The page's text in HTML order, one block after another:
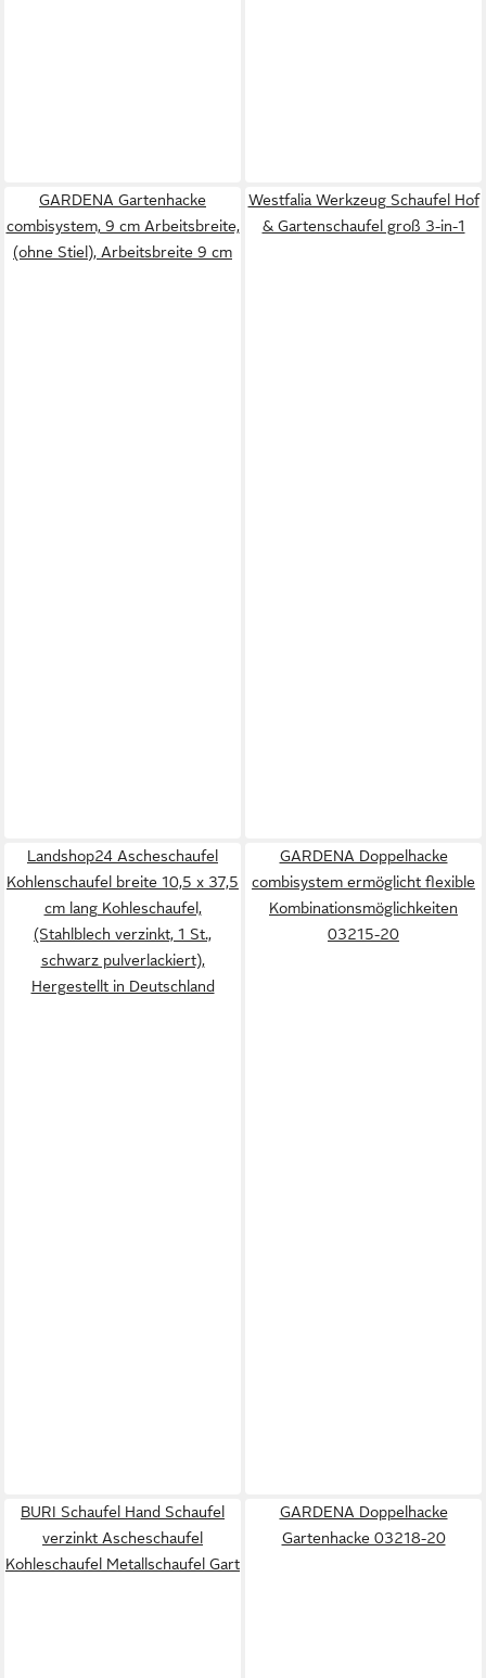
GARDENA Gartenhacke
combisystem, 9 cm Arbeitsbreite,
(ohne Stiel), Arbeitsbreite 9 cm
Westfalia Werkzeug Schaufel Hof
& Gartenschaufel groß 3-in-1
Landshop24 Ascheschaufel
Kohlenschaufel breite 10,5 x 37,5
cm lang Kohleschaufel,
(Stahlblech verzinkt, 1 St.,
schwarz pulverlackiert),
Hergestellt in Deutschland
GARDENA Doppelhacke
combisystem ermöglicht flexible
Kombinationsmöglichkeiten
03215-20
BURI Schaufel Hand Schaufel
verzinkt Ascheschaufel
Kohleschaufel Metallschaufel Gart
GARDENA Doppelhacke
Gartenhacke 03218-20